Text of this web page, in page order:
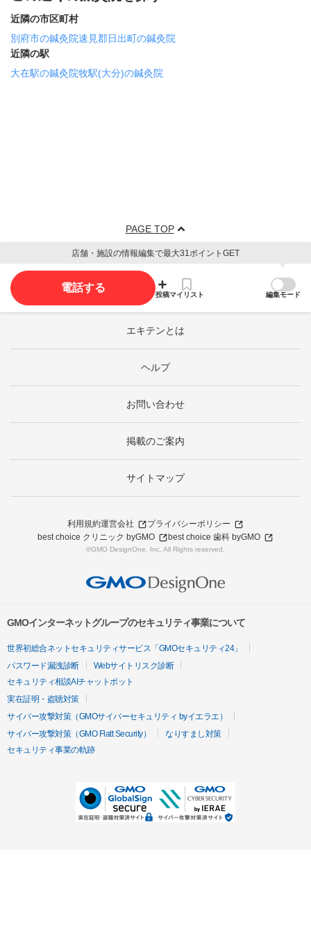
近隣の市区町村
別府市の鍼灸院速見郡日出町の鍼灸院
近隣の駅
大在駅の鍼灸院牧駅(大分)の鍼灸院
PAGE TOP
店舗・施設の情報編集で最大31ポイントGET
電話する
投稿マイリスト 編集モード
エキテンとは
ヘルプ
お問い合わせ
掲載のご案内
サイトマップ
利用規約運営会社
プライバシーポリシー
best choice クリニック byGMO
best choice 歯科 byGMO
©GMO DesignOne, Inc. All Rights reserved.
GMOインターネットグループのセキュリティ事業について
世界初総合ネットセキュリティサービス「GMOセキュリティ24」
パスワード漏洩診断
Webサイトリスク診断
セキュリティ相談AIチャットボット
実在証明・盗聴対策
サイバー攻撃対策（GMOサイバーセキュリティ byイエラエ）
サイバー攻撃対策（GMO Flatt Security）
なりすまし対策
セキュリティ事業の軌跡